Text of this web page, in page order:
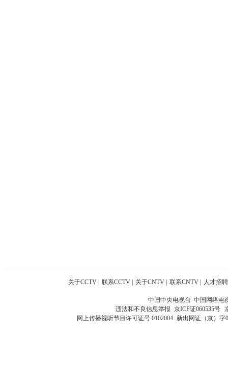
关于CCTV 联系CCTV 关于CNTV 联系CNTV 人才招聘
中国中央电视台 中国网络电
违法和不良信息举报 京ICP证060535号
网上传播视听节目许可证号 0102004 新出网证（京）